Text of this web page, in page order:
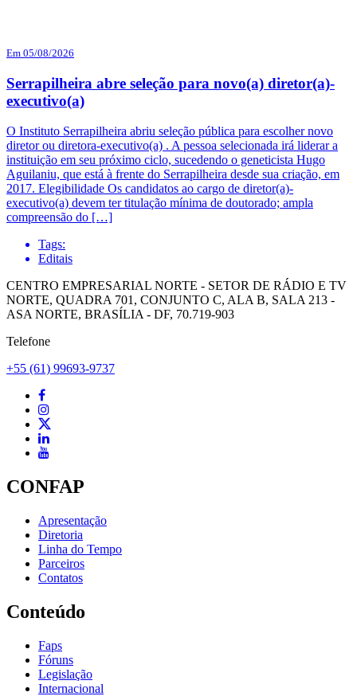
Em 05/08/2026
Serrapilheira abre seleção para novo(a) diretor(a)-
executivo(a)
O Instituto Serrapilheira abriu seleção pública para escolher novo
diretor ou diretora-executivo(a) . A pessoa selecionada irá liderar a
instituição em seu próximo ciclo, sucedendo o geneticista Hugo
Aguilaniu, que está à frente do Serrapilheira desde sua criação, em
2017. Elegibilidade Os candidatos ao cargo de diretor(a)-
executivo(a) devem ter titulação mínima de doutorado; ampla
compreensão do […]
Tags:
Editais
CENTRO EMPRESARIAL NORTE - SETOR DE RÁDIO E TV
NORTE, QUADRA 701, CONJUNTO C, ALA B, SALA 213 -
ASA NORTE, BRASÍLIA - DF, 70.719-903
Telefone
+55 (61) 99693-9737
CONFAP
Apresentação
Diretoria
Linha do Tempo
Parceiros
Contatos
Conteúdo
Faps
Fóruns
Legislação
Internacional